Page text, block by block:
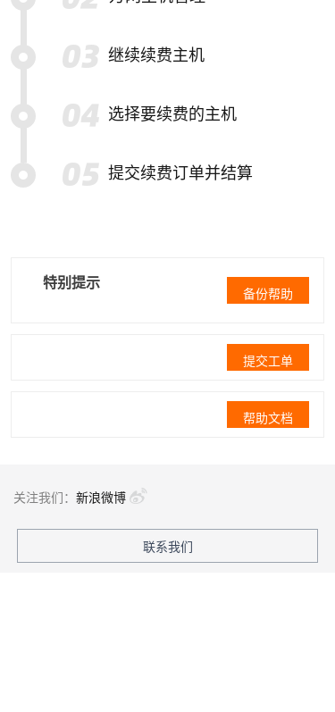
继续续费主机
选择要续费的主机
提交续费订单并结算
特别提示
备份帮助
提交工单
帮助文档